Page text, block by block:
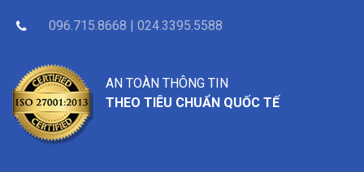
AN TOÀN THÔNG TIN
THEO TIÊU CHUẨN QUỐC TẾ
096.715.8668 | 024.3395.5588